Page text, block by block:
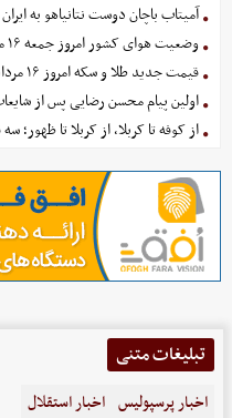
آمیتاب باچان دوست نتانیاهو به
وضعیت هوای کشور امروز جمعه ۱۶ مرداد ۱۴۰۵
قیمت جدید طلا و سکه امروز ۱۶ مردادماه ۱۴۰۵/ جدول
اولین پیام محسن رضایی پس از
از کوفه تا کربلا، از کربلا تا ظهور؛
تبلیغات متنی
اخبار پرسپولیس اخبار استقلال